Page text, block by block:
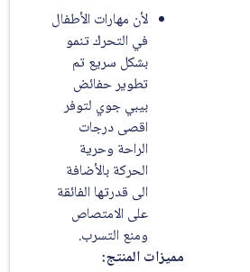
لأن مهارات الأطفال
في التحرك تنمو
بشكل سريع تم
تطوير حفائض
بيبي جوي لتوفر
اقصى درجات
الراحة وحرية
الحركة بالأضافة
الى قدرتها الفائقة
على الامتصاص
ومنع التسرب.
مميزات المنتج: